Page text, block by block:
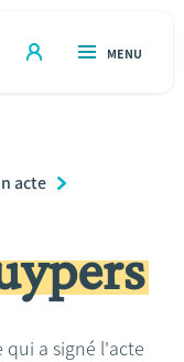
OUVERT
MENU
acte
a signé l'acte